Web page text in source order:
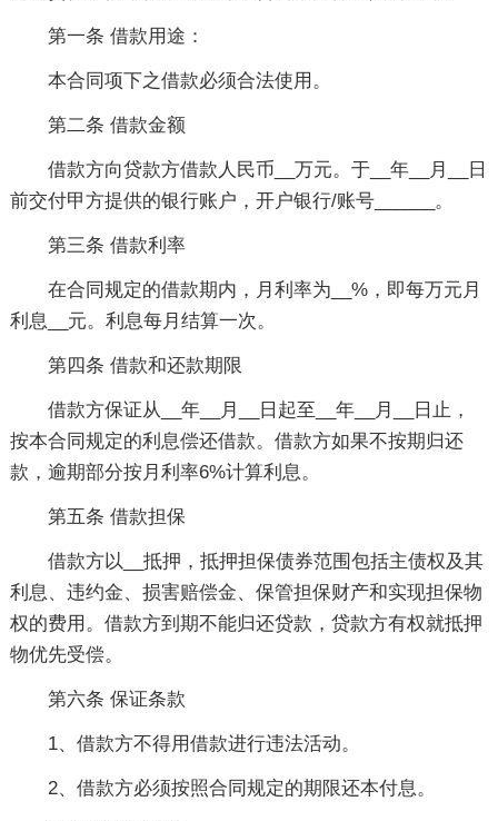
第一条 借款用途：
本合同项下之借款必须合法使用。
第二条 借款金额
借款方向贷款方借款人民币__万元。于__年__月__日
前交付甲方提供的银行账户，开户银行/账号______。
第三条 借款利率
在合同规定的借款期内，月利率为__%，即每万元月
利息__元。利息每月结算一次。
第四条 借款和还款期限
借款方保证从__年__月__日起至__年__月__日止，
按本合同规定的利息偿还借款。借款方如果不按期归还
款，逾期部分按月利率6%计算利息。
第五条 借款担保
借款方以__抵押，抵押担保债券范围包括主债权及其
利息、违约金、损害赔偿金、保管担保财产和实现担保物
权的费用。借款方到期不能归还贷款，贷款方有权就抵押
物优先受偿。
第六条 保证条款
1、借款方不得用借款进行违法活动。
2、借款方必须按照合同规定的期限还本付息。